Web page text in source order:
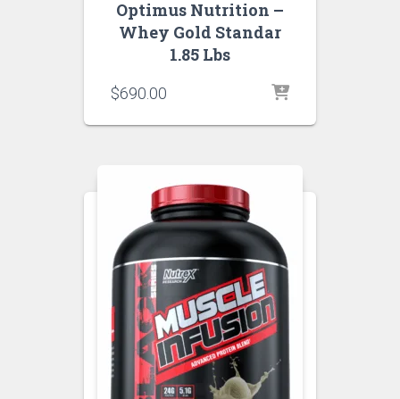
Optimus Nutrition –
Whey Gold Standar
1.85 Lbs
$690.00